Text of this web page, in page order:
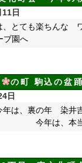
日
、とても楽ちんな
ブ園へ
の町 駒込の盆
日
今年は、裏の年
今年は、本当